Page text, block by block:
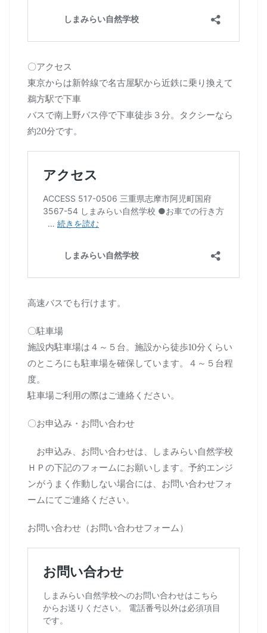
〇アクセス
東京からは新幹線で名古屋駅から近鉄に乗り換えて
鵜方駅で下車
バスで南上野バス停で下車徒歩３分。タクシーなら
約20分です。
高速バスでも行けます。
〇駐車場
施設内駐車場は４～５台。施設から徒歩10分くらい
のところにも駐車場を確保しています。４～５台程
度。
駐車場ご利用の際はご連絡ください。
〇お申込み・お問い合わせ
お申込み、お問い合わせは、しまみらい自然学校
ＨＰの下記のフォームにお願いします。予約エンジ
ンがうまく作動しない場合には、お問い合わせフォ
ームにてご連絡ください。
お問い合わせ（お問い合わせフォーム）